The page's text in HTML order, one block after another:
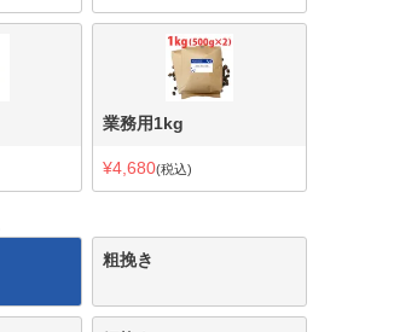
業務用1kg
¥4,680 税込
粗挽き